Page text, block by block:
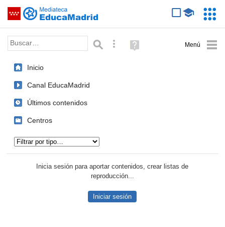
Saltar navegación
Palabra o frase: Búsqueda avanzada
Ayuda
(en
Inicio
Canal EducaMadrid
Últimos contenidos
Centros
Inicia sesión para aportar contenidos, crear listas de
reproducción...
Iniciar sesión